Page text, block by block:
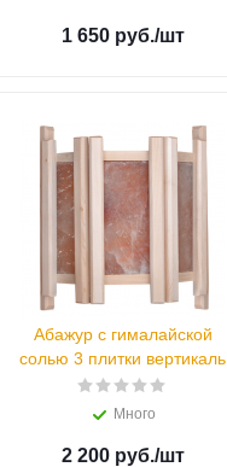
1 650 руб./шт
Абажур с гималайской
солью 3 плитки вертикаль
Много
2 200 руб./шт